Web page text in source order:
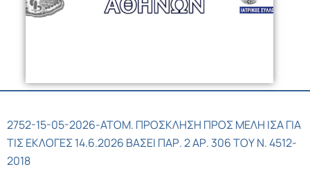
2752-15-05-2026-ΑΤΟΜ. ΠΡΟΣΚΛΗΣΗ ΠΡΟΣ ΜΕΛΗ ΙΣΑ ΓΙΑ
ΤΙΣ ΕΚΛΟΓΕΣ 14.6.2026 ΒΑΣΕΙ ΠΑΡ. 2 ΑΡ. 306 ΤΟΥ Ν. 4512-
2018